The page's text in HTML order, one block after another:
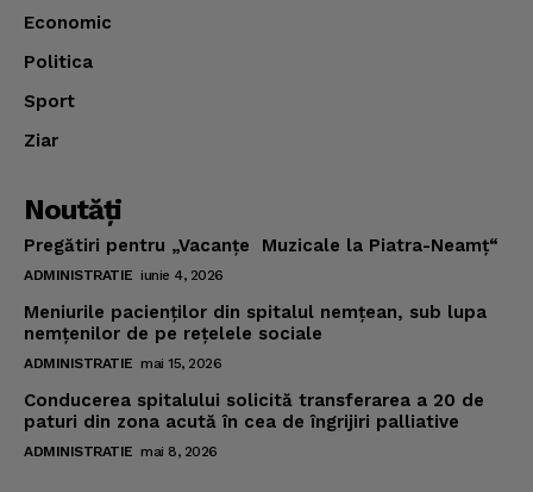
Economic
Politica
Sport
Ziar
Noutăţi
Pregătiri pentru „Vacanţe Muzicale la Piatra-Neamţ“
ADMINISTRATIE iunie 4, 2026
Meniurile pacienţilor din spitalul nemţean, sub lupa
nemţenilor de pe reţelele sociale
ADMINISTRATIE mai 15, 2026
Conducerea spitalului solicită transferarea a 20 de
paturi din zona acută în cea de îngrijiri palliative
ADMINISTRATIE mai 8, 2026